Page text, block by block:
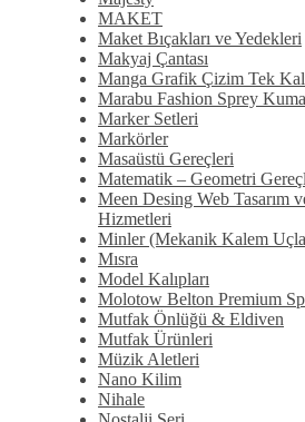
MAKET
Maket Bıçakları ve Yedekleri
Makyaj Çantası
Manga Grafik Çizim Tek
Marabu Fashion Sprey
Marker Setleri
Markörler
Masaüstü Gereçleri
Matematik – Geometri
Meen Desing Web Tasarım
Hizmetleri
Minler (Mekanik Kalem
Mısra
Model Kalıpları
Molotow Belton Premium
Mutfak Önlüğü & Eldiven
Mutfak Ürünleri
Müzik Aletleri
Nano Kilim
Nihale